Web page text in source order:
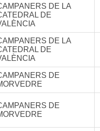
DE LA
DE
DE LA
DE
DE
DE